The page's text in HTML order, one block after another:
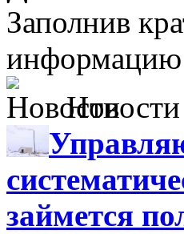
Заполнив
информацию
займется